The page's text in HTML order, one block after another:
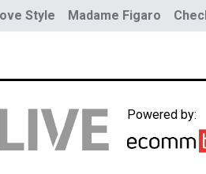
Style Madame Figaro
Powered by: